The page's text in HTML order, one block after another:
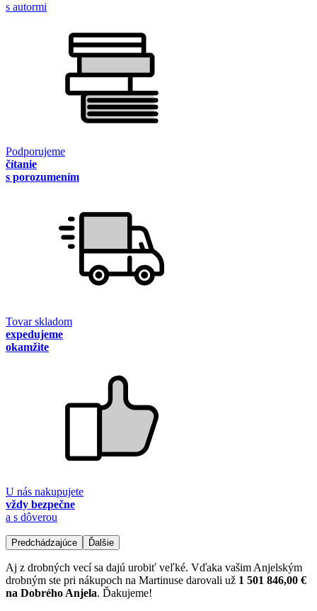
s autormi
Podporujeme
čítanie
s porozumením
Tovar skladom
expedujeme
okamžite
U nás nakupujete
vždy bezpečne
a s dôverou
Predchádzajúce Ďalšie
Aj z drobných vecí sa dajú urobiť veľké. Vďaka vašim Anjelským
drobným ste pri nákupoch na Martinuse darovali už 1 501 846,00 €
na Dobrého Anjela. Ďakujeme!